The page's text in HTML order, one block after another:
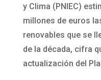
y Clima (PNIEC)
millones de euros
renovables que se
de la década, cifra
actualización del